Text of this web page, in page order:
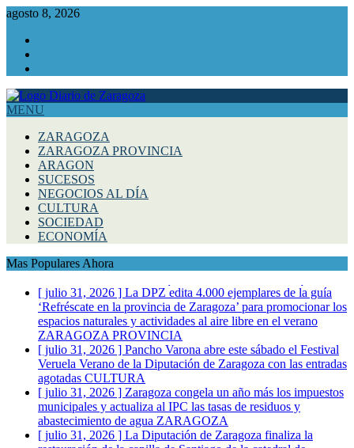
agosto 8, 2026
MENU
ZARAGOZA
ZARAGOZA PROVINCIA
ARAGON
SUCESOS
NEGOCIOS AL DÍA
CULTURA
SOCIEDAD
ECONOMÍA
Mas Populares Ahora
[ julio 31, 2026 ] La DPZ edita 4.000 ejemplares de la guía
‘Refréscate en la provincia de Zaragoza’ para promocionar los
espacios naturales y actividades al aire libre en el verano
ZARAGOZA PROVINCIA
[ julio 31, 2026 ] Pancho Varona abre este sábado el Festival
Veruela Verano de la Diputación de Zaragoza con las entradas
agotadas CULTURA
[ julio 31, 2026 ] Zaragoza congela un año más los impuestos
municipales y actualiza al IPC las tasas de residuos y
abastecimiento de agua ZARAGOZA
[ julio 31, 2026 ] La Diputación de Zaragoza finaliza la